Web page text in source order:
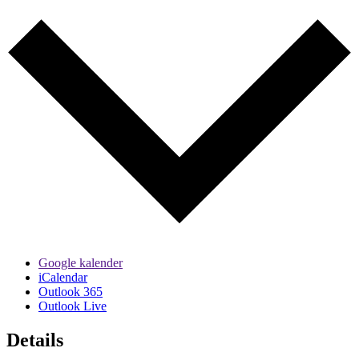
Google kalender
iCalendar
Outlook 365
Outlook Live
Details